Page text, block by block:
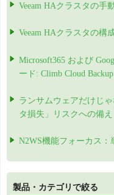
Veeam HAクラスタの手
Veeam HAクラスタの構
Microsoft365 および
ード: Climb Cloud Backup
ランサムウェアだけじゃ
タ損失」リスクへの備え
N2WS機能フォーカス
製品・カテゴリで絞る